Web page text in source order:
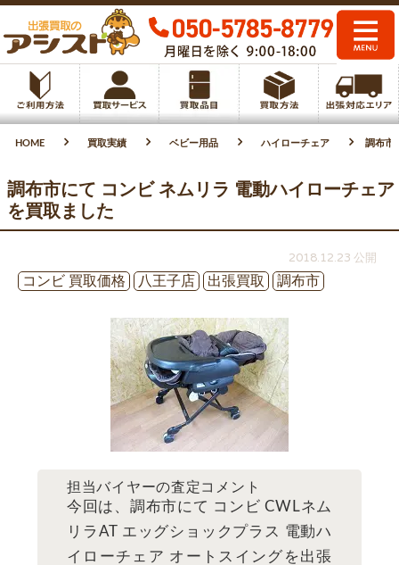
HOME 買取実績 ベビー用品 ハイローチェア 調布市
調布市にて コンビ ネムリラ 電動ハイローチェア
を買取ました
2018.12.23 公開
コンビ 買取価格
八王子店 出張買取 調布市
担当バイヤーの査定コメント
今回は、調布市にて コンビ CWLネム
リラAT エッグショックプラス 電動ハ
イローチェア オートスイングを出張